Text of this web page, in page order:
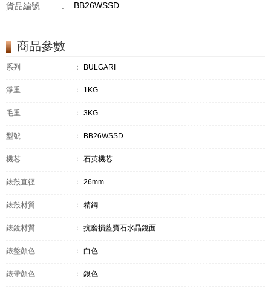
貨品編號 : BB26WSSD
商品參數
系列 ： BULGARI
淨重 ： 1KG
毛重 ： 3KG
型號 ： BB26WSSD
機芯 ： 石英機芯
錶殼直徑 ： 26mm
錶殼材質 ： 精鋼
錶鏡材質 ： 抗磨損藍寶石水晶鏡面
錶盤顏色 ： 白色
錶帶顏色 ： 銀色